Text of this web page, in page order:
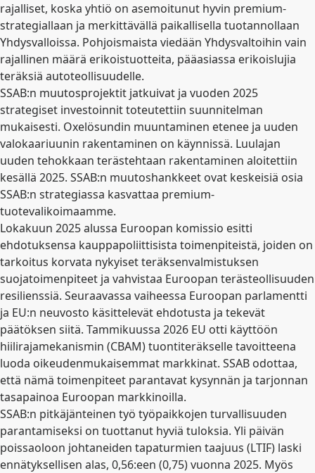
rajalliset, koska yhtiö on asemoitunut hyvin premium-
strategiallaan ja merkittävällä paikallisella tuotannollaan
Yhdysvalloissa. Pohjoismaista viedään Yhdysvaltoihin vain
rajallinen määrä erikoistuotteita, pääasiassa erikoislujia
teräksiä autoteollisuudelle.
SSAB:n muutosprojektit jatkuivat ja vuoden 2025
strategiset investoinnit toteutettiin suunnitelman
mukaisesti. Oxelösundin muuntaminen etenee ja uuden
valokaariuunin rakentaminen on käynnissä. Luulajan
uuden tehokkaan terästehtaan rakentaminen aloitettiin
kesällä 2025. SSAB:n muutoshankkeet ovat keskeisiä osia
SSAB:n strategiassa kasvattaa premium-
tuotevalikoimaamme.
Lokakuun 2025 alussa Euroopan komissio esitti
ehdotuksensa kauppapoliittisista toimenpiteistä, joiden on
tarkoitus korvata nykyiset teräksenvalmistuksen
suojatoimenpiteet ja vahvistaa Euroopan terästeollisuuden
resilienssiä. Seuraavassa vaiheessa Euroopan parlamentti
ja EU:n neuvosto käsittelevät ehdotusta ja tekevät
päätöksen siitä. Tammikuussa 2026 EU otti käyttöön
hiilirajamekanismin (CBAM) tuontiteräkselle tavoitteena
luoda oikeudenmukaisemmat markkinat. SSAB odottaa,
että nämä toimenpiteet parantavat kysynnän ja tarjonnan
tasapainoa Euroopan markkinoilla.
SSAB:n pitkäjänteinen työ työpaikkojen turvallisuuden
parantamiseksi on tuottanut hyviä tuloksia. Yli päivän
poissaoloon johtaneiden tapaturmien taajuus (LTIF) laski
ennätyksellisen alas, 0,56:een (0,75) vuonna 2025. Myös